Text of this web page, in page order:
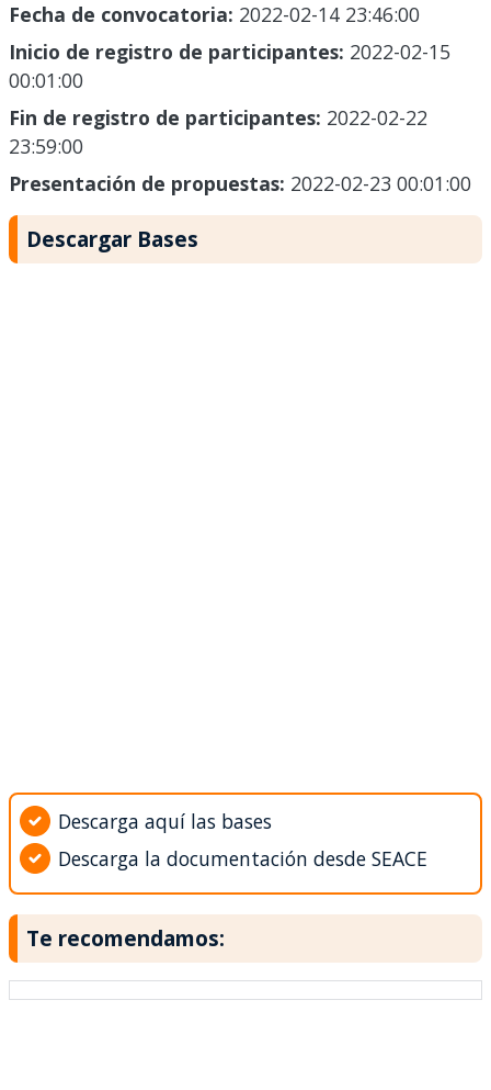
Fecha de convocatoria: 2022-02-14 23:46:00
Inicio de registro de participantes: 2022-02-15
00:01:00
Fin de registro de participantes: 2022-02-22
23:59:00
Presentación de propuestas: 2022-02-23 00:01:00
Descargar Bases
Descarga aquí las bases
Descarga la documentación desde SEACE
Te recomendamos: